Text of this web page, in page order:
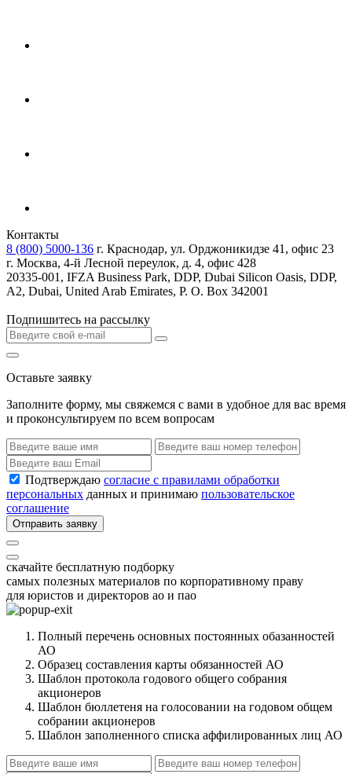
Контакты
8 (800) 5000-136 г. Краснодар, ул. Орджоникидзе 41, офис 23
г. Москва, 4-й Лесной переулок, д. 4, офис 428
20335-001, IFZA Business Park, DDP, Dubai Silicon Oasis, DDP,
A2, Dubai, United Arab Emirates, P. O. Box 342001
Подпишитесь на рассылку
Оставьте заявку
Заполните форму, мы свяжемся с вами в удобное для вас время
и проконсультируем по всем вопросам
Подтверждаю согласие с правилами обработки
персональных данных и принимаю пользовательское
соглашение
Отправить заявку
скачайте бесплатную подборку
самых полезных материалов по корпоративному праву
для юристов и директоров ао и пао
Полный перечень основных постоянных обазанностей
АО
Образец составления карты обязанностей АО
Шаблон протокола годового общего собрания
акционеров
Шаблон бюллетеня на голосовании на годовом общем
собрании акционеров
Шаблон заполненного списка аффилированных лиц АО